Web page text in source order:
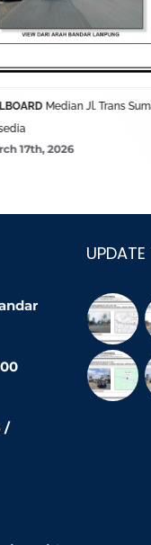
Median Jl. Trans
17th, 2026
/
UPDATE